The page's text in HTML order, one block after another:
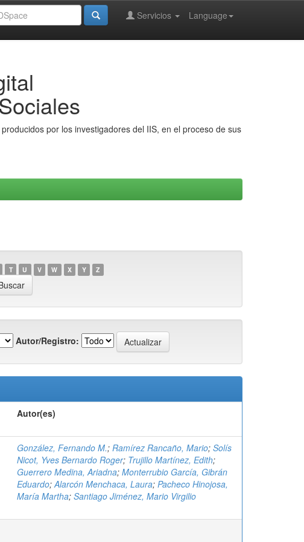
Language
Servicios
por los investigadores del IIS, en el proceso de sus
T U V W X Y Z
Autor/Registro:
Autor(es)
González, Fernando M.; Ramírez Rancaño, Mario; Solís
Nicot, Yves Bernardo Roger; Trujillo Martínez, Edith;
Guerrero Medina, Ariadna; Monterrubio García, Gibrán
Eduardo;Alarcón Menchaca, Laura; Pacheco Hinojosa,
María Martha; Santiago Jiménez, Mario Virgilio